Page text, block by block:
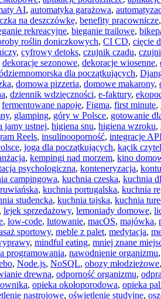
AI, automatyka garażowa,
na deszczówkę, benefity pracownicze,
rekreacyjne, bieganie trailowe,
roślin doniczkowych, CI CD, cięcie
, cyfrowy detoks, czujnik czadu,
dekoracje sezonowe, dekoracje wiosenne,
dla początkujących,
, domowa pizzeria, domowe makarony,
, dziennik wdzięczności, e-faktury,
fermentowane napoje, Figma, first minute,
, glamping, góry w Polsce, gotowanie
jamy ustnej, higiena snu, higiena wzroku,
Reels, insulinooporność, integracje
, joga dla początkujących, kącik
, kempingi nad morzem, kino
psychologiczna, konteneryzacja,
campingowa, kuchnia czeska, kuchnia
, kuchnia portugalska, kuchnia
studencka, kuchnia tajska, kuchnia
, lejek sprzedażowy, lemoniady domowe,
, low-code, lutowanie, macOS, majówka,
sportowy, meble z palet, medytacja,
, mindful eating, mniej znane
programowania, nawodnienie organizmu,
, Node.js, NoSQL, obozy młodzieżowe,
drewna, odporność organizmu,
, opieka okołoporodowa, opieka
nastrojowe, oświetlenie studyjne,